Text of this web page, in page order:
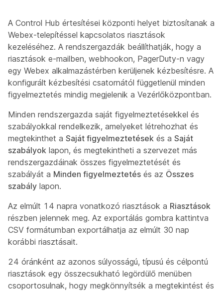
A Control Hub értesítései központi helyet biztosítanak a
Webex-telepítéssel kapcsolatos riasztások
kezeléséhez. A rendszergazdák beállíthatják, hogy a
riasztások e-mailben, webhookon, PagerDuty-n vagy
egy Webex alkalmazástérben kerüljenek kézbesítésre. A
konfigurált kézbesítési csatornától függetlenül minden
figyelmeztetés mindig megjelenik a Vezérlőközpontban.
Minden rendszergazda saját figyelmeztetésekkel és
szabályokkal rendelkezik, amelyeket létrehozhat és
megtekinthet a Saját figyelmeztetések és a Saját
szabályok lapon, és megtekintheti a szervezet más
rendszergazdáinak összes figyelmeztetését és
szabályát a Minden figyelmeztetés és az Összes
szabály lapon.
Az elmúlt 14 napra vonatkozó riasztások a Riasztások
részben jelennek meg. Az exportálás gombra kattintva
CSV formátumban exportálhatja az elmúlt 30 nap
korábbi riasztásait.
24 óránként az azonos súlyosságú, típusú és célpontú
riasztások egy összecsukható legördülő menüben
csoportosulnak, hogy megkönnyítsék a megtekintést és